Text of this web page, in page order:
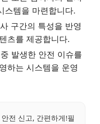
스템을 마련합니다.
구간의 특성을 반영
츠를 제공합니다.
발생한 안전 이슈를
하는 시스템을 운영
전 신고, 간편하게!필